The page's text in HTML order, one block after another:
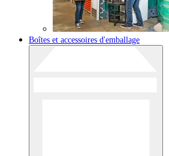
Boîtes et accessoires d'emballage